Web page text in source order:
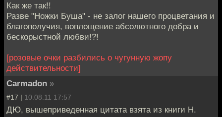
Как же так!!
Разве "Ножки Буша" - не залог нашего процветания и
благополучия, воплощение абсолютного добра и
бескорыстной любви!?!
[розовые очки разбились о чугунную жопу
действительности]
Carmadon »
#17 | 10.08.11 17:57
ДЮ, вышеприведенная цитата взята из книги Н.